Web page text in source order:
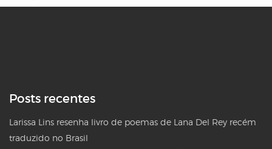
Posts recentes
Larissa Lins resenha livro de poemas de Lana Del Rey recém
traduzido no Brasil